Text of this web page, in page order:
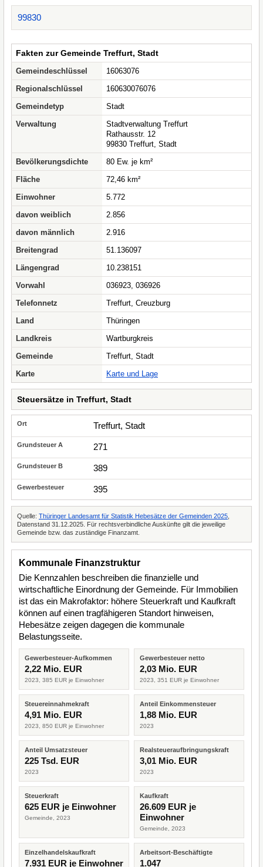
99830
Fakten zur Gemeinde Treffurt, Stadt
Gemeindeschlüssel
16063076
Regionalschlüssel
160630076076
Gemeindetyp
Stadt
Verwaltung
Stadtverwaltung Treffurt
Rathausstr. 12
99830 Treffurt, Stadt
Bevölkerungsdichte
80 Ew. je km²
Fläche
72,46 km²
Einwohner
5.772
davon weiblich
2.856
davon männlich
2.916
Breitengrad
51.136097
Längengrad
10.238151
Vorwahl
036923, 036926
Telefonnetz
Treffurt, Creuzburg
Land
Thüringen
Landkreis
Wartburgkreis
Gemeinde
Treffurt, Stadt
Karte
Karte und Lage
Steuersätze in Treffurt, Stadt
Treffurt, Stadt
271
389
395
Quelle: Thüringer Landesamt für Statistik Hebesätze der Gemeinden 2025
Datenstand 31.12.2025. Für rechtsverbindliche Auskünfte gilt die jeweilige
Gemeinde bzw. das zuständige Finanzamt.
Kommunale Finanzstruktur
Die Kennzahlen beschreiben die finanzielle und
wirtschaftliche Einordnung der Gemeinde. Für Immobilien
ist das ein Makrofaktor: höhere Steuerkraft und Kaufkraft
können auf einen tragfähigeren Standort hinweisen,
Hebesätze zeigen dagegen die kommunale
Belastungsseite.
Gewerbesteuer-Aufkommen
2,22 Mio. EUR
2023, 385 EUR je Einwohner
Gewerbesteuer netto
2,03 Mio. EUR
2023, 351 EUR je Einwohner
Steuereinnahmekraft
4,91 Mio. EUR
2023, 850 EUR je Einwohner
Anteil Einkommensteuer
1,88 Mio. EUR
2023
Anteil Umsatzsteuer
225 Tsd. EUR
2023
Realsteueraufbringungskraft
3,01 Mio. EUR
2023
Steuerkraft
625 EUR je Einwohner
Gemeinde, 2023
Kaufkraft
26.609 EUR je
Einwohner
Gemeinde, 2023
Einzelhandelskaufkraft
7.931 EUR je Einwohner
Arbeitsort-Beschäftigte
1.047